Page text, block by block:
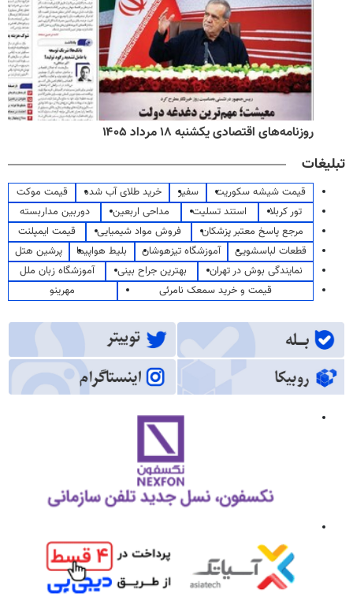
روزنامه‌های اقتصادی یکشنبه ۱۸ مرداد ۱۴۰۵
تبلیغات
قیمت شیشه سکوریت سفیر خرید طلای آب شده
قیمت موکت
تور کربلا
استند تسلیت مداحی اربعین
دوربین مداربسته
مرجع پاسخ معتبر پزشکان
فروش مواد شیمیایی
قیمت ایمپلنت
قطعات لباسشویی
آموزشگاه تیزهوشان بلیط هواپیما
پرشین هتل
نمایندگی بوش در تهران
بهترین جراح بینی
آموزشگاه زبان ملل
قیمت و خرید سمعک نامرئی
مهرینو